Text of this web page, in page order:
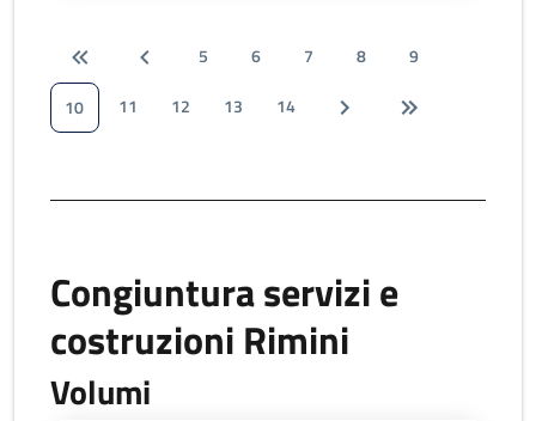
5 6 7 8
9
10
11 12 13 14
Congiuntura servizi e
costruzioni Rimini
Volumi